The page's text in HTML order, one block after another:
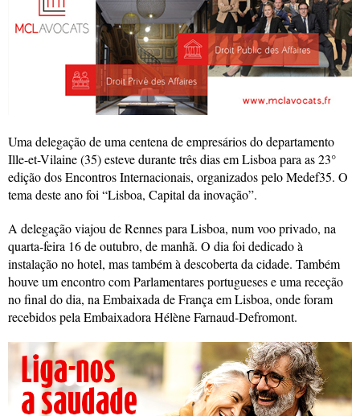
Uma delegação de uma centena de empresários do departamento
Ille-et-Vilaine (35) esteve durante três dias em Lisboa para as 23°
edição dos Encontros Internacionais, organizados pelo Medef35. O
tema deste ano foi “Lisboa, Capital da inovação”.
A delegação viajou de Rennes para Lisboa, num voo privado, na
quarta-feira 16 de outubro, de manhã. O dia foi dedicado à
instalação no hotel, mas também à descoberta da cidade. Também
houve um encontro com Parlamentares portugueses e uma receção
no final do dia, na Embaixada de França em Lisboa, onde foram
recebidos pela Embaixadora Hélène Farnaud-Defromont.